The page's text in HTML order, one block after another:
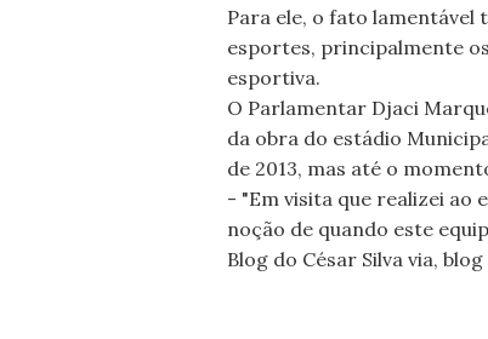
Para ele, o fato
esportes, principalmente
esportiva.
O Parlamentar Djaci
da obra do estádio
de 2013, mas até o
- "Em visita que realizei ao
noção de quando este
Blog do César Silva via,